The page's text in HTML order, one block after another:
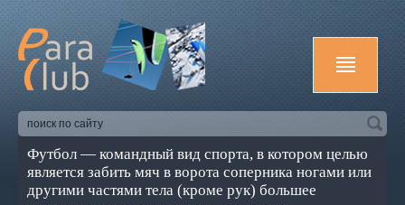
Футбол — командный вид спорта, в котором целью
является забить мяч в ворота соперника ногами или
другими частями тела (кроме рук) большее